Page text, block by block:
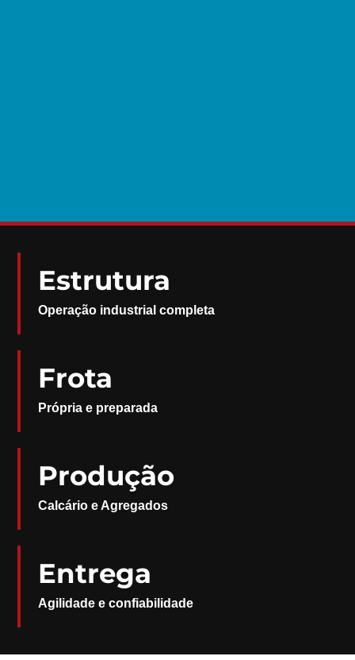
Estrutura
Operação industrial completa
Frota
Própria e preparada
Produção
Calcário e Agregados
Entrega
Agilidade e confiabilidade